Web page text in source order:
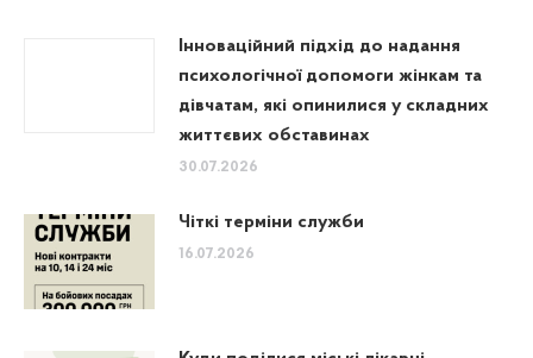
Інноваційний підхід до надання
психологічної допомоги жінкам та
дівчатам, які опинилися у складних
життєвих обставинах
30.07.2026
Чіткі терміни служби
16.07.2026